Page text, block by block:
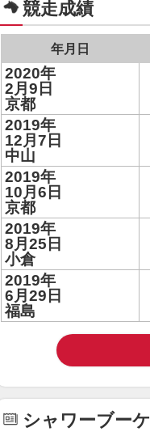
競走成績
年月日
2020年
2月9日
京都
2019年
12月7日
中山
2019年
10月6日
京都
2019年
8月25日
小倉
2019年
6月29日
福島
シャワーブー